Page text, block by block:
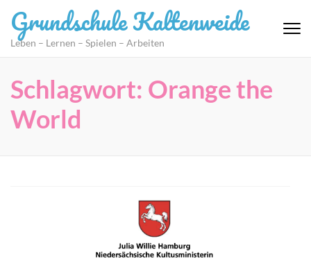
Inhalt
springen
Grundschule Kaltenweide
Leben – Lernen – Spielen – Arbeiten
Schlagwort: Orange the
World